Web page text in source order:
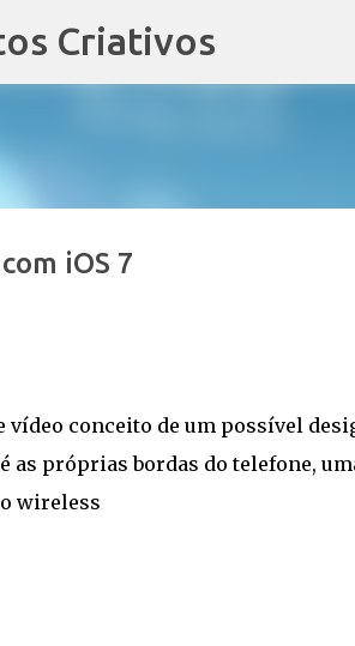
Criativos
iOS 7
vídeo conceito de um possível
as próprias bordas do telefone,
wireless